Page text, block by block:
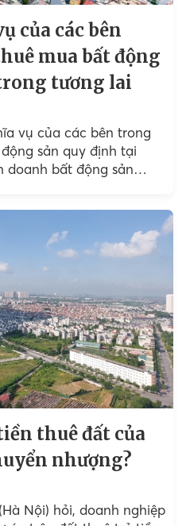
của các bên
mua bất động
tương lai
vụ của các bên trong
sản quy định tại
doanh bất động sản
thuê đất của
nhượng?
Nội) hỏi, doanh nghiệp